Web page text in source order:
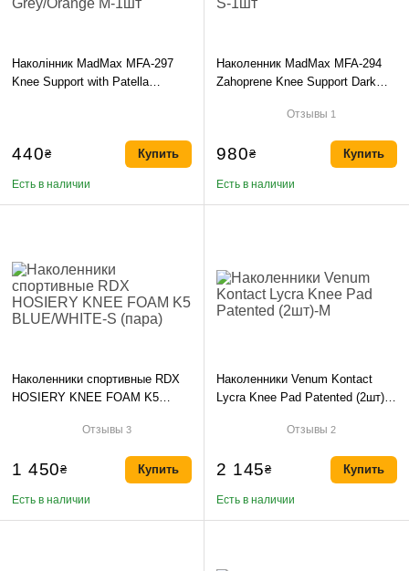
Наколінник MadMax MFA-297
Knee Support with Patella
440₴
Есть в наличии
Купить
Наколенник MadMax MFA-294
Zahoprene Knee Support Dark
Отзывы 1
980₴
Есть в наличии
Купить
Наколенники спортивные RDX
HOSIERY KNEE FOAM K5
Отзывы3
1 450₴
Есть в наличии
Купить
Наколенники Venum Kontact
Lycra Knee Pad Patented (2шт)-
Отзывы2
2 145₴
Есть в наличии
Купить